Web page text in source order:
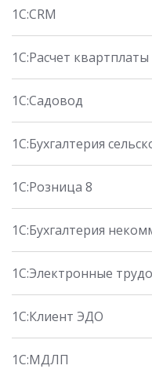
1C:CRM
1С:Расчет
1С:Садовод
1С:Бухгалтерия
1С:Розница 8
1С:Бухгалтерия
1С:Электронные
1С:Клиент ЭДО
1С:МДЛП